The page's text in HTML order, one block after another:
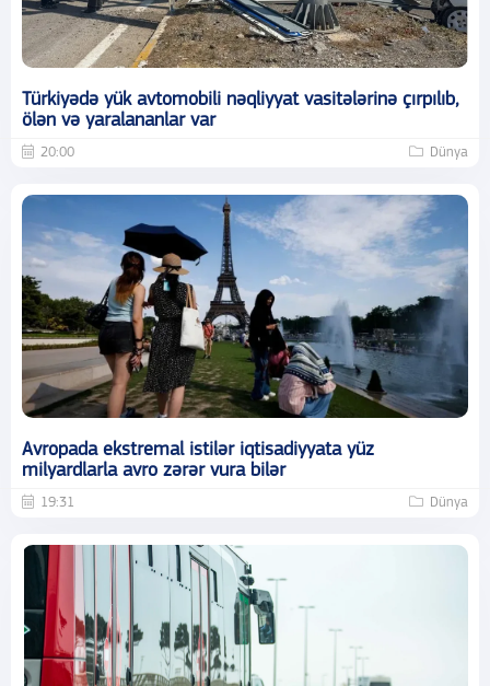
Türkiyədə yük avtomobili nəqliyyat vasitələrinə çırpılıb,
ölən və yaralananlar var
20:00 Dünya
Avropada ekstremal istilər iqtisadiyyata yüz
milyardlarla avro zərər vura bilər
19:31 Dünya